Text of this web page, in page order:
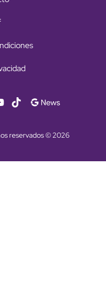
reservados © 2026